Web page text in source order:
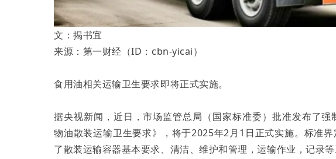
文：揭书宜
来源：第一财经（ID：cbn-yicai）
食用油相关运输卫生要求即将正式实施。
据央视新闻，近日，市场监管总局（国家标准委）批准发布了
物油散装运输卫生要求》，将于2025年2月1日正式实施。标准
了散装运输容器基本要求、清洁、维护和管理，运输作业，记录等